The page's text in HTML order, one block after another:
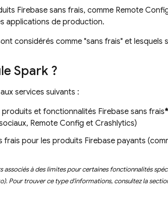
Firebase sans frais, comme Remote
applications de production.
considérés comme "sans frais" et lesquels
Spark ?
services suivants :
et fonctionnalités Firebase sans frais*
Remote Config et Crashlytics)
frais pour les produits Firebase payants
associés à des limites pour certaines fonctionnalités
Pour trouver ce type d'informations, consultez la